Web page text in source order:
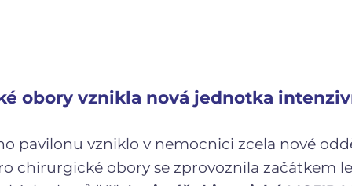
obory vznikla nová jednotka
pavilonu vzniklo v nemocnici zcela nové
chirurgické obory se zprovoznila začátkem